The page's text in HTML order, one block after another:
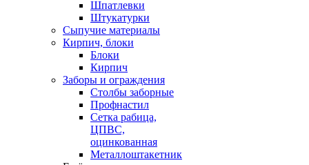
Шпатлевки
Штукатурки
Сыпучие материалы
Кирпич, блоки
Блоки
Кирпич
Заборы и ограждения
Столбы заборные
Профнастил
Сетка рабица,
ЦПВС,
оцинкованная
Металлоштакетник